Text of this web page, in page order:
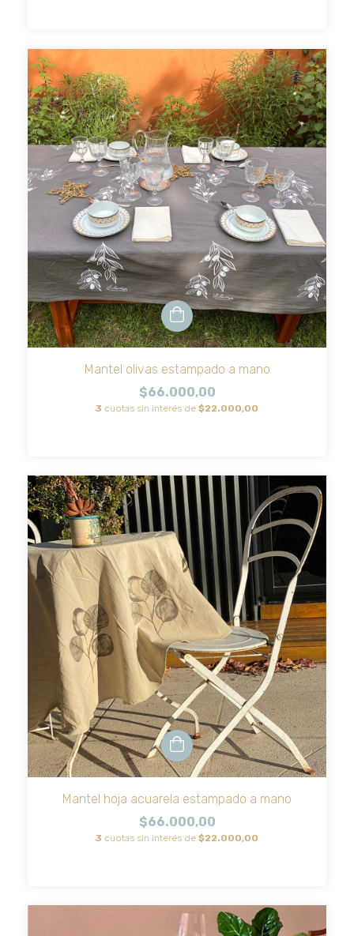
Mantel olivas estampado a mano
$66.000,00
3 cuotas sin interés de $22.000,00
Mantel hoja acuarela estampado a mano
$66.000,00
3 cuotas sin interés de $22.000,00